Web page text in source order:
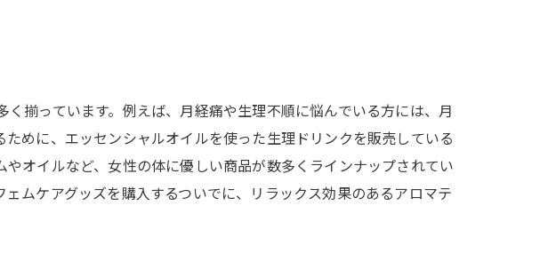
揃っています。例えば、月経痛や生理不順に悩んでいる方には、月
めに、エッセンシャルオイルを使った生理ドリンクを販売している
オイルなど、女性の体に優しい商品が数多くラインナップされてい
ムケアグッズを購入するついでに、リラックス効果のあるアロマテ